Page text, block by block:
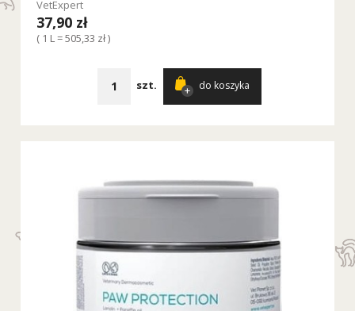
VetExpert
37,90 zł
( 1 L = 505,33 zł )
szt. do koszyka